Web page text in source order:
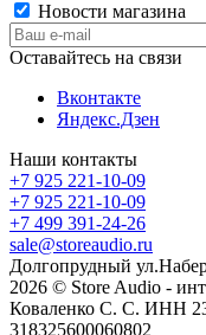
Новости магазина
Оставайтесь на связи
Вконтакте
Яндекс.Дзен
Наши контакты
+7 925 221-10-09
+7 925 221-10-09
+7 499 391-24-26
sale@storeaudio.ru
Долгопрудный
2026 © Store Audio -
Коваленко С. С. ИНН
318325600060802